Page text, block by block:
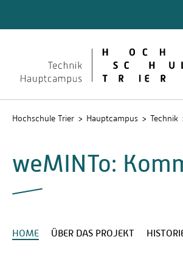
Hochschule Trier Hauptcampus Technik
weMINTo:
HOME ÜBER DAS PROJEKT